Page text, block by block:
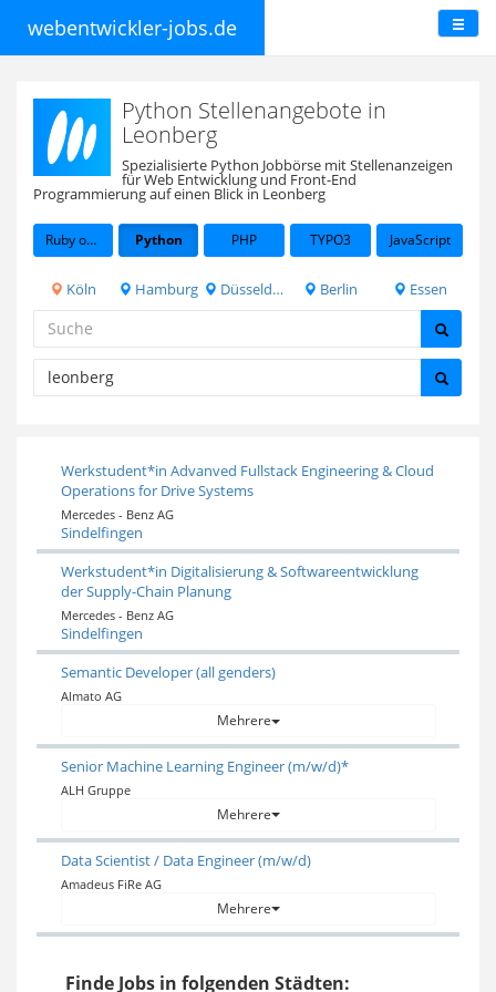
webentwickler-jobs.de
Python Stellenangebote in
Leonberg
Spezialisierte Python Jobbörse mit Stellenanzeigen
für Web Entwicklung und Front-End
Programmierung auf einen Blick in Leonberg
Ruby on Rails Python PHP TYPO3 JavaScript
Köln Hamburg Düsseldorf Berlin Essen
Werkstudent*in Advanved Fullstack Engineering & Cloud
Operations for Drive Systems
Mercedes - Benz AG
Sindelfingen
Werkstudent*in Digitalisierung & Softwareentwicklung
der Supply-Chain Planung
Mercedes - Benz AG
Sindelfingen
Semantic Developer (all genders)
Almato AG
Mehrere
Senior Machine Learning Engineer (m/w/d)*
ALH Gruppe
Mehrere
Data Scientist / Data Engineer (m/w/d)
Amadeus FiRe AG
Mehrere
Finde Jobs in folgenden Städten: